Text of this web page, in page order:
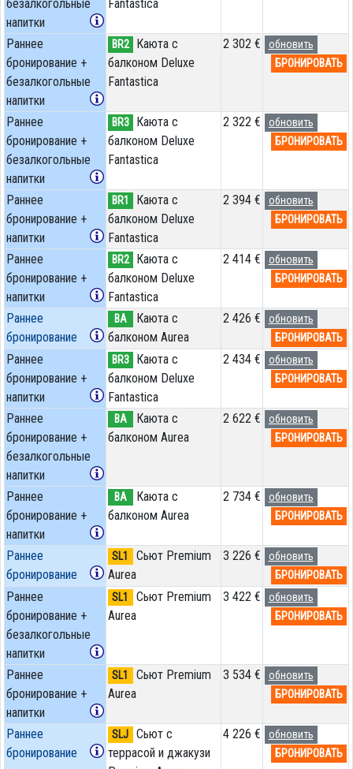
безалкогольные
напитки
Fantastica
Раннее
бронирование +
безалкогольные
напитки
BR2
Каюта с
балконом Deluxe
Fantastica
2 302 €
обновить
БРОНИРОВАТЬ
Раннее
бронирование +
безалкогольные
напитки
BR3
Каюта с
балконом Deluxe
Fantastica
2 322 €
обновить
БРОНИРОВАТЬ
Раннее
бронирование +
напитки
BR1
Каюта с
балконом Deluxe
Fantastica
2 394 €
обновить
БРОНИРОВАТЬ
Раннее
бронирование +
напитки
BR2
Каюта с
балконом Deluxe
Fantastica
2 414 €
обновить
БРОНИРОВАТЬ
Раннее
бронирование
BA
Каюта с
балконом Aurea
2 426 €
обновить
БРОНИРОВАТЬ
Раннее
бронирование +
напитки
BR3
Каюта с
балконом Deluxe
Fantastica
2 434 €
обновить
БРОНИРОВАТЬ
Раннее
бронирование +
безалкогольные
напитки
BA
Каюта с
балконом Aurea
2 622 €
обновить
БРОНИРОВАТЬ
Раннее
бронирование +
напитки
BA
Каюта с
балконом Aurea
2 734 €
обновить
БРОНИРОВАТЬ
Раннее
бронирование
SL1
Сьют Premium
Aurea
3 226 €
обновить
БРОНИРОВАТЬ
Раннее
бронирование +
безалкогольные
напитки
SL1
Сьют Premium
Aurea
3 422 €
обновить
БРОНИРОВАТЬ
Раннее
бронирование +
напитки
SL1
Сьют Premium
Aurea
3 534 €
обновить
БРОНИРОВАТЬ
Раннее
бронирование
SLJ
Сьют с
террасой и джакузи
4 226 €
обновить
БРОНИРОВАТЬ